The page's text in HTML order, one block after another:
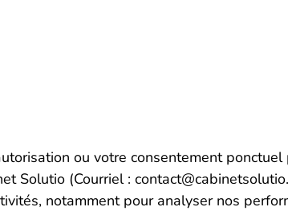
ou votre consentement
Solutio (Courriel :
notamment pour analyser nos